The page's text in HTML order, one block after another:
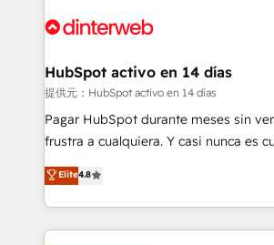
Onboarding Accredited 🔐 ISO27001 & ISO9001
and Customer First Awards, 4.9/5
helps the following industries: logistics &
improvement & construction, branding
commercialization, real estate, health,
SaaS, Software Dev & IT and
the United States, EU, UAE, Mexico
America. From casual user to super fan: make
HubSpot activo en 14 días
提供元：HubSpot activo en 14 días
Pagar HubSpot durante meses sin
frustra a cualquiera. Y casi nunca es
herramienta: es del enfoque con el que
implementó. Trabajamos con un catálogo de +80
casos de uso: cada uno resuelve un
concreto de tu operación en
Elite4.8